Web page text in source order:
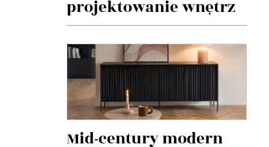
projektowanie wnętrz
Mid-century modern